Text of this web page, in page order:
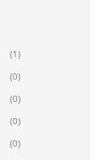
(1)
(0)
(0)
(0)
(0)